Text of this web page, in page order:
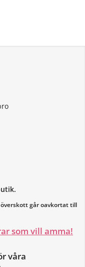
går oavkortat till
som vill amma!
våra